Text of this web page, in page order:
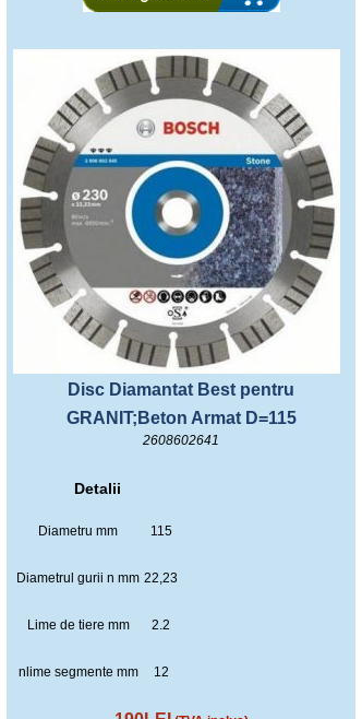
Disc Diamantat Best pentru
GRANIT;Beton Armat D=115
2608602641
Detalii
Diametru mm 115
Diametrul gurii n mm 22,23
Lime de tiere mm 2.2
nlime segmente mm 12